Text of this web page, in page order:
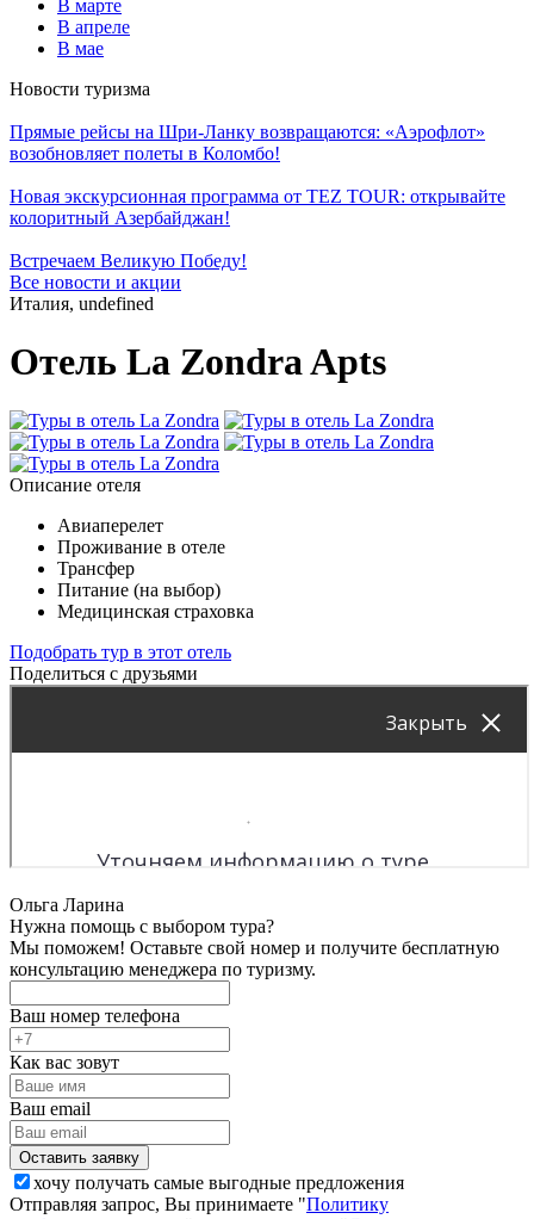
В марте
В апреле
В мае
Новости туризма
Прямые рейсы на Шри-Ланку возвращаются: «Аэрофлот»
возобновляет полеты в Коломбо!
Новая экскурсионная программа от TEZ TOUR: открывайте
колоритный Азербайджан!
Встречаем Великую Победу!
Все новости и акции
Италия, undefined
Отель La Zondra Apts
Описание отеля
Авиаперелет
Проживание в отеле
Трансфер
Питание (на выбор)
Медицинская страховка
Подобрать тур в этот отель
Поделиться с друзьями
Ольга Ларина
Нужна помощь с выбором тура?
Мы поможем! Оставьте свой номер и получите бесплатную
консультацию менеджера по туризму.
Ваш номер телефона
Как вас зовут
Ваш email
хочу получать самые выгодные предложения
Отправляя запрос, Вы принимаете "Политику